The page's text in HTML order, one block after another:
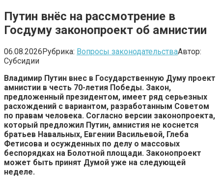
Путин внёс на рассмотрение в
Госдуму законопроект об амнистии
06.08.2026Рубрика: Вопросы законодательстваАвтор:
Субсидии
Владимир Путин внес в Государственную Думу проект
амнистии в честь 70-летия Победы. Закон,
предложенный президентом, имеет ряд серьезных
расхождений с вариантом, разработанным Советом
по правам человека. Согласно версии законопроекта,
который предложил Путин, амнистия не коснется
братьев Навальных, Евгении Васильевой, Глеба
Фетисова и осужденных по делу о массовых
беспорядках на Болотной площади. Законопроект
может быть принят Думой уже на следующей
неделе.